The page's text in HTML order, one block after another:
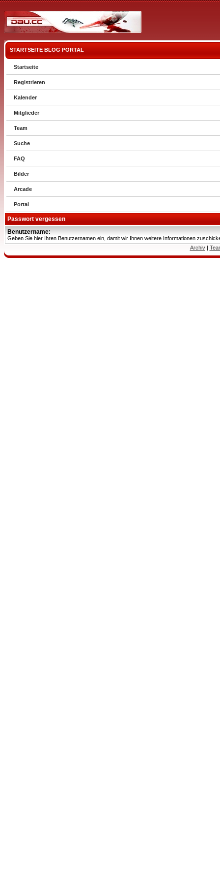
STARTSEITE BLOG PORTAL
Startseite
Registrieren
Kalender
Mitglieder
Team
Suche
FAQ
Bilder
Arcade
Portal
Passwort vergessen
Benutzername:
Geben Sie hier Ihren Benutzernamen ein, damit wir Ihnen weitere Informationen
Archiv|